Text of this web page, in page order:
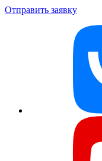
Отправить заявку